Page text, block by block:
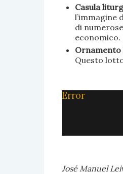
Casula
l’immagine
di
economico.
Questo
Error
José Manuel